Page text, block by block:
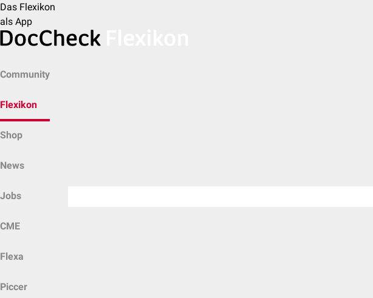
Das Flexikon
als App
Community
Flexikon
Shop
News
Jobs
CME
Flexa
Piccer